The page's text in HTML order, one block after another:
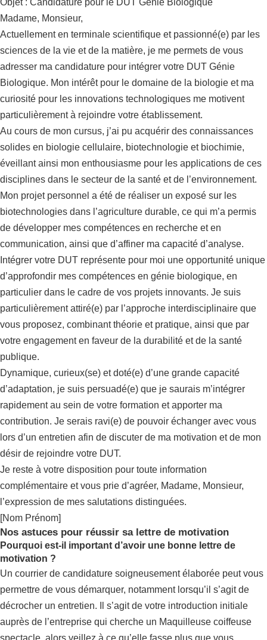
Madame, Monsieur,
Actuellement en terminale scientifique et passionné(e) par les
sciences de la vie et de la matière, je me permets de vous
adresser ma candidature pour intégrer votre DUT Génie
Biologique. Mon intérêt pour le domaine de la biologie et ma
curiosité pour les innovations technologiques me motivent
particulièrement à rejoindre votre établissement.
Au cours de mon cursus, j’ai pu acquérir des connaissances
solides en biologie cellulaire, biotechnologie et biochimie,
éveillant ainsi mon enthousiasme pour les applications de ces
disciplines dans le secteur de la santé et de l’environnement.
Mon projet personnel a été de réaliser un exposé sur les
biotechnologies dans l’agriculture durable, ce qui m’a permis
de développer mes compétences en recherche et en
communication, ainsi que d’affiner ma capacité d’analyse.
Intégrer votre DUT représente pour moi une opportunité unique
d’approfondir mes compétences en génie biologique, en
particulier dans le cadre de vos projets innovants. Je suis
particulièrement attiré(e) par l’approche interdisciplinaire que
vous proposez, combinant théorie et pratique, ainsi que par
votre engagement en faveur de la durabilité et de la santé
publique.
Dynamique, curieux(se) et doté(e) d’une grande capacité
d’adaptation, je suis persuadé(e) que je saurais m’intégrer
rapidement au sein de votre formation et apporter ma
contribution. Je serais ravi(e) de pouvoir échanger avec vous
lors d’un entretien afin de discuter de ma motivation et de mon
désir de rejoindre votre DUT.
Je reste à votre disposition pour toute information
complémentaire et vous prie d’agréer, Madame, Monsieur,
l’expression de mes salutations distinguées.
[Nom Prénom]
Nos astuces pour réussir sa lettre de motivation
Pourquoi est-il important d’avoir une bonne lettre de
motivation ?
Un courrier de candidature soigneusement élaborée peut vous
permettre de vous démarquer, notamment lorsqu’il s’agit de
décrocher un entretien. Il s’agit de votre introduction initiale
auprès de l’entreprise qui cherche un Maquilleuse coiffeuse
spectacle, alors veillez à ce qu’elle fasse plus que vous